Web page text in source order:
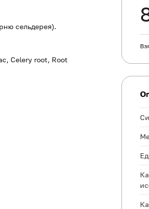
сельдерея).
Celery root, Root